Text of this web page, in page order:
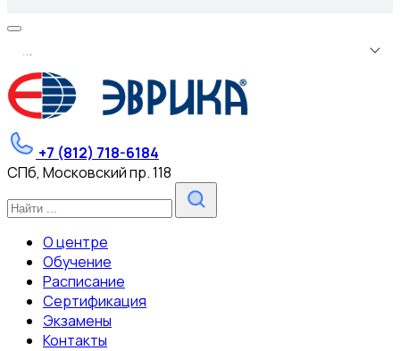
...
+7 (812) 718-6184
СПб, Московский пр. 118
О центре
Обучение
Расписание
Сертификация
Экзамены
Контакты